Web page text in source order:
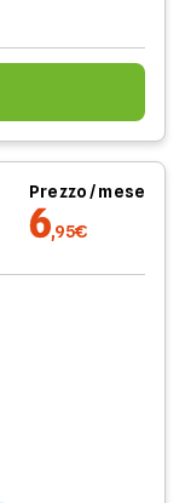
Prezzo / mese
6,95€